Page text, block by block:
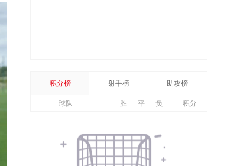
积分榜 射手榜 助攻榜
球队 胜 平 负 积分